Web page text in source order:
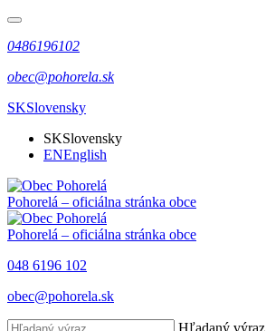
0486196102
obec@pohorela.sk
SKSlovensky
SKSlovensky
ENEnglish
Pohorelá – oficiálna stránka obce
Pohorelá – oficiálna stránka obce
048 6196 102
obec@pohorela.sk
Hľadaný výraz